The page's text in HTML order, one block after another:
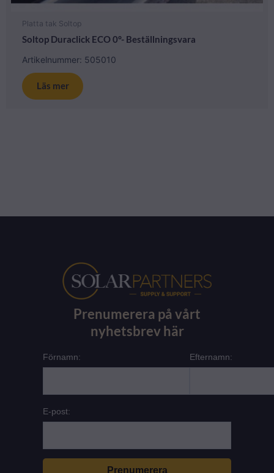
Platta tak Soltop
Soltop Duraclick ECO 0°- Beställningsvara
Artikelnummer: 505010
Läs mer
Prenumerera på vårt
nyhetsbrev här
Förnamn: Efternamn:
E-post: